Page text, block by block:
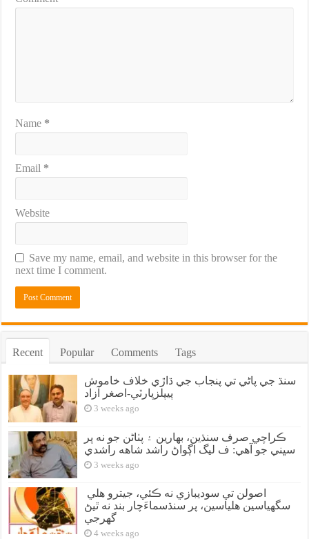
Name *
Email *
Website
Save my name, email, and website in this browser for the
next time I comment.
Recent Popular Comments Tags
سنڌ جي پاڻي تي پنجاب جي ڌاڙي خلاف خاموش
پيپلزپارٽي-اصغر آزاد
3 weeks ago
ڪراچي صرف سنڌين، بهارين ۽ پٺاڻن جو نه پر
سڀني جو آهي: ف ليگ اڳواڻ راشد شاهه راشدي
3 weeks ago
سگهياسين هلياسين، پر سنڌسماءَچار بند نه ٿيڻ
گهرجي
4 weeks ago